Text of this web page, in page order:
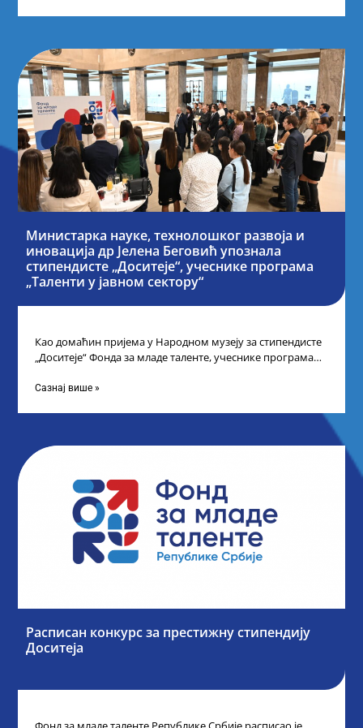
Министарка науке, технолошког развоја и
иновација др Јелена Беговић упознала
стипендисте „Доситеје“, учеснике програма
„Таленти у јавном сектору“
Као домаћин пријема у Народном музеју за стипендисте
„Доситеје“ Фонда за младе таленте, учеснике програма
Сазнај више »
Расписан конкурс за престижну стипендију
Доситеја